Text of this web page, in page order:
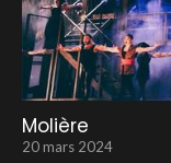
Molière
20 mars 2024